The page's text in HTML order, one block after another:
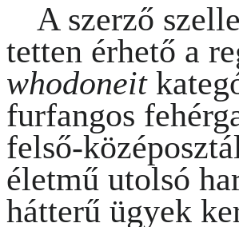
A szerző
tetten érhető a
whodoneit
furfangos
felső-
életmű utolsó
hátterű ügyek